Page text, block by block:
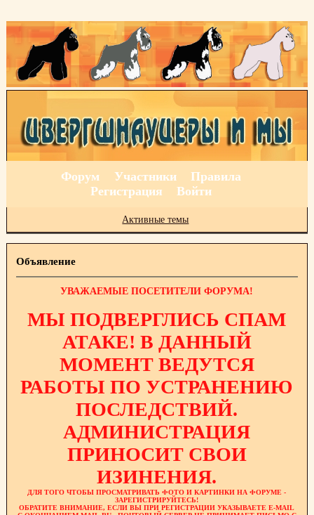
Форум Участники
Правила
Регистрация
Войти
Активные темы
Объявление
УВАЖАЕМЫЕ ПОСЕТИТЕЛИ ФОРУМА!
МЫ ПОДВЕРГЛИСЬ СПАМ
АТАКЕ! В ДАННЫЙ
МОМЕНТ ВЕДУТСЯ
РАБОТЫ ПО УСТРАНЕНИЮ
ПОСЛЕДСТВИЙ.
АДМИНИСТРАЦИЯ
ПРИНОСИТ СВОИ
ИЗИНЕНИЯ.
ДЛЯ ТОГО ЧТОБЫ ПРОСМАТРИВАТЬ ФОТО И КАРТИНКИ НА ФОРУМЕ -
ЗАРЕГИСТРИРУЙТЕСЬ!
ОБРАТИТЕ ВНИМАНИЕ, ЕСЛИ ВЫ ПРИ РЕГИСТРАЦИИ УКАЗЫВАЕТЕ E-MAIL